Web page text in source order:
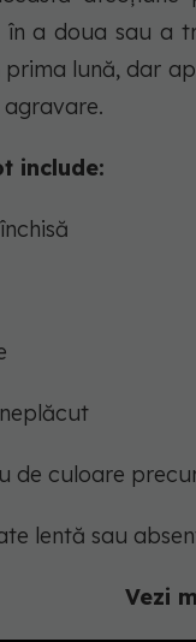
în a doua sau a
lună, dar
include:
de culoare
lentă sau
Vezi